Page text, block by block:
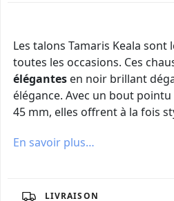
Les talons Tamaris Keala
toutes les occasions. Ces
élégantes en noir brillant
élégance. Avec un bout
45 mm, elles offrent à la fois
En savoir plus…
LIVRAISON